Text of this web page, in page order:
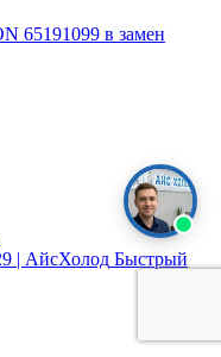
65191099 в замен
Быстрый